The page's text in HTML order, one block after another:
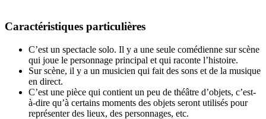
Caractéristiques particulières
C’est un spectacle solo. Il y a une seule comédienne sur scène
qui joue le personnage principal et qui raconte l’histoire.
Sur scène, il y a un musicien qui fait des sons et de la musique
en direct.
C’est une pièce qui contient un peu de théâtre d’objets, c’est-
à-dire qu’à certains moments des objets seront utilisés pour
représenter des lieux, des personnages, etc.